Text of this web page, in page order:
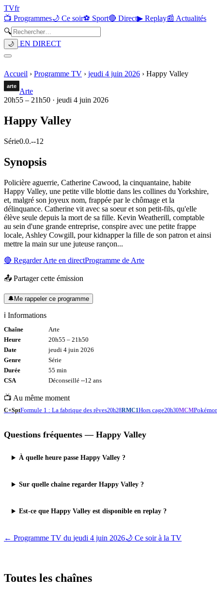
TVfr
📺 Programmes🌙 Ce soir⚽ Sport🔴 Direct▶ Replay📰 Actualités
🔍
🌙 EN DIRECT
Accueil › Programme TV › jeudi 4 juin 2026 › Happy Valley
Arte
20h55 – 21h50 · jeudi 4 juin 2026
Happy Valley
Série0.0.--12
Synopsis
Policière aguerrie, Catherine Cawood, la cinquantaine, habite
Happy Valley, une petite ville blottie dans les collines du Yorkshire,
et, malgré son joyeux nom, frappée par le chômage et la
délinquance. Catherine vit avec sa soeur et son petit-fils, qu'elle
élève seule depuis la mort de sa fille. Kevin Weatherill, comptable
au sein d'une grande entreprise, conspire avec une petite frappe
locale, Ashley Cowgill, pour kidnapper la fille de son patron et ainsi
mettre la main sur une juteuse rançon...
🔴 RegarderArte en directProgramme de Arte
📤 Partager cette émission
🔔Me rappeler ce programme
ℹ️ Informations
Chaîne
Arte
Heure
20h55 – 21h50
Date
jeudi 4 juin 2026
Genre
Série
Durée
55 min
CSA
Déconseillé --12 ans
📺 Au même moment
C+SptFormule 1 : La fabrique des rêves20h28RMC1Hors cage20h30MCM
Questions fréquentes — Happy Valley
À quelle heure passe Happy Valley ?
Sur quelle chaîne regarder Happy Valley ?
Est-ce que Happy Valley est disponible en replay ?
← Programme TV du jeudi 4 juin 2026🌙 Ce soir à la TV
Toutes les chaînes